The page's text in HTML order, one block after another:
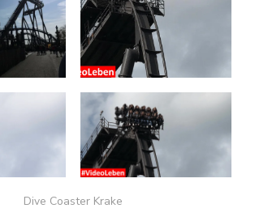
Dive Coaster Krake